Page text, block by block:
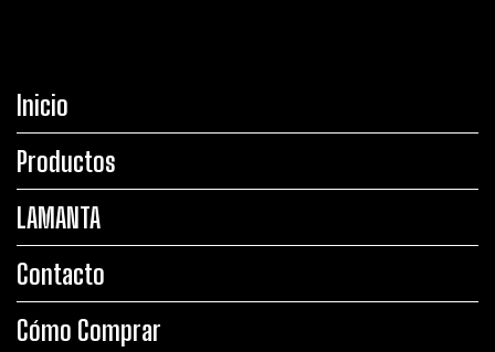
Inicio
Productos
LAMANTA
Contacto
Cómo Comprar